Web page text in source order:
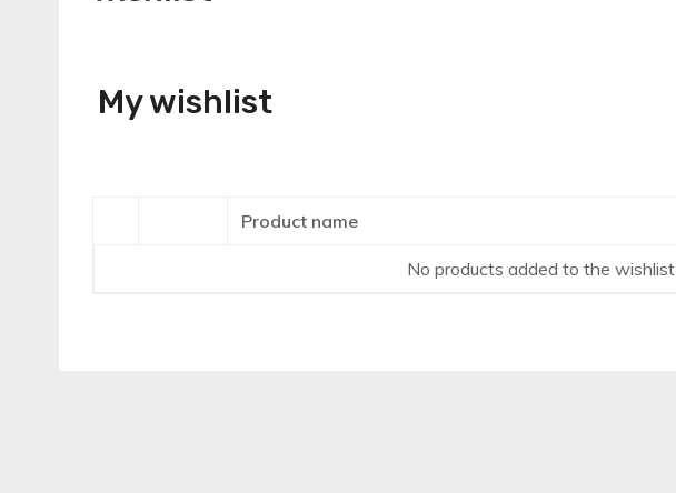
My wishlist
Product name
No products added to the wishlist